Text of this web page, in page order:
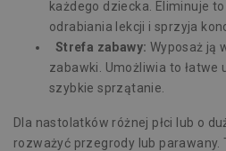
każdego dziecka. Eliminuje
odrabiania lekcji i sprzyja
Strefa zabawy: Wyposaż ją
zabawki. Umożliwia to łatwe
szybkie sprzątanie.
Dla nastolatków różnej płci lub o
rozważyć przegrody lub parawany.